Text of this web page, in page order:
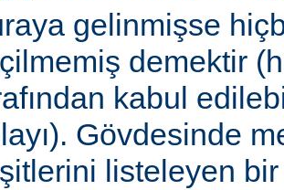
gelinmişse
demektir
kabul
Gövdesinde
listeleyen